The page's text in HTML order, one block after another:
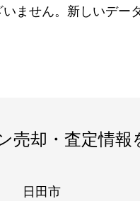
ません。新しいデー
売却・査定情報
日田市